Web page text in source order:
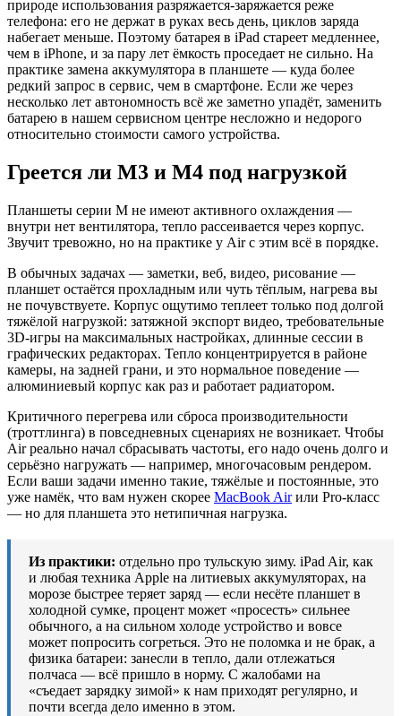
природе использования разряжается-заряжается реже
телефона: его не держат в руках весь день, циклов заряда
набегает меньше. Поэтому батарея в iPad стареет медленнее,
чем в iPhone, и за пару лет ёмкость проседает не сильно. На
практике замена аккумулятора в планшете — куда более
редкий запрос в сервис, чем в смартфоне. Если же через
несколько лет автономность всё же заметно упадёт, заменить
батарею в нашем сервисном центре несложно и недорого
относительно стоимости самого устройства.
Греется ли M3 и M4 под нагрузкой
Планшеты серии M не имеют активного охлаждения —
внутри нет вентилятора, тепло рассеивается через корпус.
Звучит тревожно, но на практике у Air с этим всё в порядке.
В обычных задачах — заметки, веб, видео, рисование —
планшет остаётся прохладным или чуть тёплым, нагрева вы
не почувствуете. Корпус ощутимо теплеет только под долгой
тяжёлой нагрузкой: затяжной экспорт видео, требовательные
3D-игры на максимальных настройках, длинные сессии в
графических редакторах. Тепло концентрируется в районе
камеры, на задней грани, и это нормальное поведение —
алюминиевый корпус как раз и работает радиатором.
Критичного перегрева или сброса производительности
(троттлинга) в повседневных сценариях не возникает. Чтобы
Air реально начал сбрасывать частоты, его надо очень долго и
серьёзно нагружать — например, многочасовым рендером.
Если ваши задачи именно такие, тяжёлые и постоянные, это
уже намёк, что вам нужен скорее MacBook Airили Pro-класс
— но для планшета это нетипичная нагрузка.
Из практики: отдельно про тульскую зиму. iPad Air, как
и любая техника Apple на литиевых аккумуляторах, на
морозе быстрее теряет заряд — если несёте планшет в
холодной сумке, процент может «просесть» сильнее
обычного, а на сильном холоде устройство и вовсе
может попросить согреться. Это не поломка и не брак, а
физика батареи: занесли в тепло, дали отлежаться
полчаса — всё пришло в норму. С жалобами на
«съедает зарядку зимой» к нам приходят регулярно, и
почти всегда дело именно в этом.